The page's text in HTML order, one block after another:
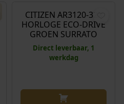
CITIZEN AR3120-32X
HORLOGE ECO-DRIVE
GROEN SURRATO
Direct leverbaar, 1
werkdag